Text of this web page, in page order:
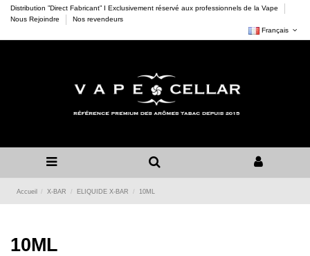
Distribution ”Direct Fabricant” I Exclusivement réservé aux professionnels de la Vape
Nous Rejoindre
Nos revendeurs
Français
Accueil X-BAR ELIQUIDE X-BAR 10ML
10ML